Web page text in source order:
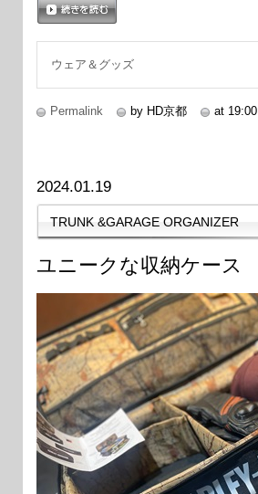
ウェア＆グッズ
Permalink by HD京都 at 19:00
2024.01.19
TRUNK &GARAGE ORGANIZER
ユニークな収納ケース